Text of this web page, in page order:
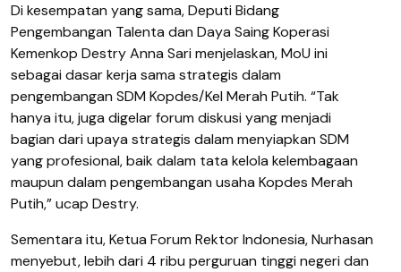
Di kesempatan yang sama, Deputi Bidang
Pengembangan Talenta dan Daya Saing Koperasi
Kemenkop Destry Anna Sari menjelaskan, MoU ini
sebagai dasar kerja sama strategis dalam
pengembangan SDM Kopdes/Kel Merah Putih. “Tak
hanya itu, juga digelar forum diskusi yang menjadi
bagian dari upaya strategis dalam menyiapkan SDM
yang profesional, baik dalam tata kelola kelembagaan
maupun dalam pengembangan usaha Kopdes Merah
Putih,” ucap Destry.
Sementara itu, Ketua Forum Rektor Indonesia, Nurhasan
menyebut, lebih dari 4 ribu perguruan tinggi negeri dan